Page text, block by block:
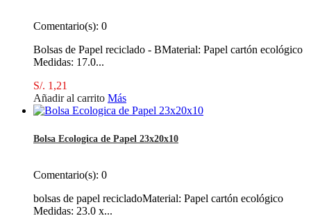
Comentario(s): 0
Bolsas de Papel reciclado - BMaterial: Papel cartón ecológico
Medidas: 17.0...
S/. 1,21
Añadir al carrito Más
Bolsa Ecologica de Papel 23x20x10
Comentario(s): 0
bolsas de papel recicladoMaterial: Papel cartón ecológico
Medidas: 23.0 x...